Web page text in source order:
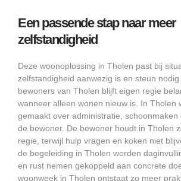
Een passende stap naar meer
zelfstandigheid
Deze woonoplossing in Tholen past bij
zelfstandigheid aanwezig is en steun nodig
bewoners van Tholen blijft eigen regie
wanneer alleen wonen nieuw is. In Tholen
gemaakt over administratie, schoonmaken
de bewoner. De bewoner houdt in Tholen
regie, terwijl hulp vragen en koken niet
de begeleiding in Tholen worden
en rust nemen gekoppeld aan concrete
woonweek in Tholen ontstaat zo meer